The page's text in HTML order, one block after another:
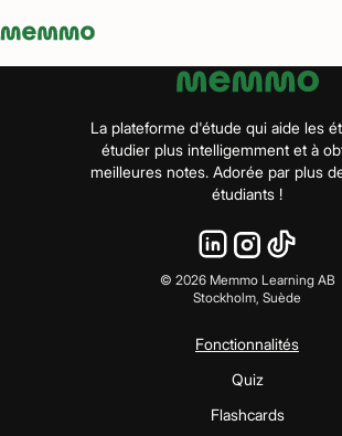
Memmo - AI-verktyg och digital kurslitteratur
La plateforme d'étude qui aide les
étudier plus intelligemment et à
meilleures notes. Adorée par plus
étudiants !
© 2026Memmo Learning AB
Stockholm, Suède
Fonctionnalités
Quiz
Flashcards